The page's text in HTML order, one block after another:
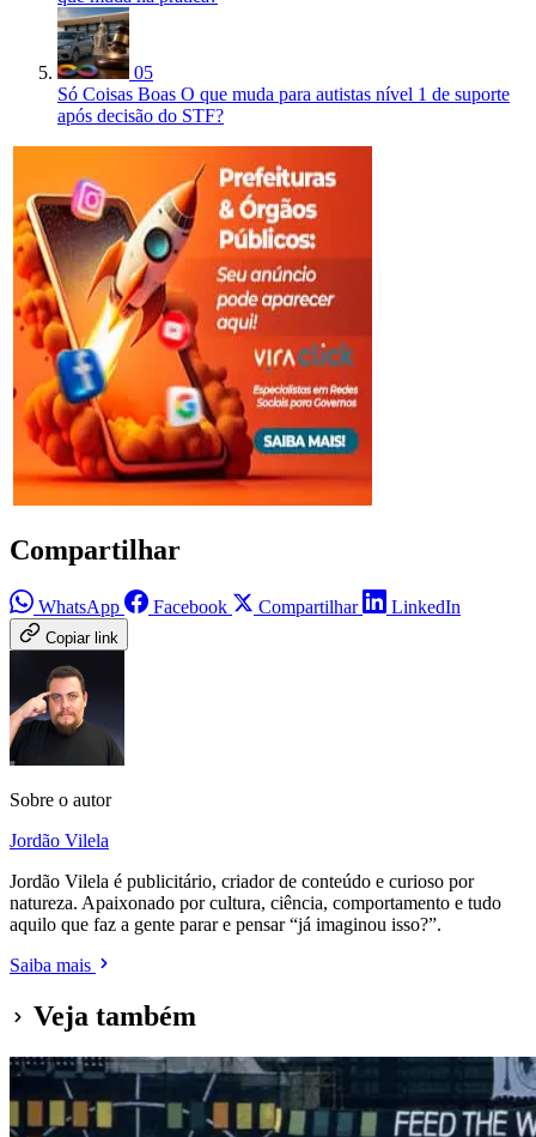
05
Só Coisas Boas O que muda para autistas nível 1 de suporte
após decisão do STF?
Compartilhar
WhatsApp Facebook Compartilhar LinkedIn
Copiar link
Sobre o autor
Jordão Vilela
Jordão Vilela é publicitário, criador de conteúdo e curioso por
natureza. Apaixonado por cultura, ciência, comportamento e tudo
aquilo que faz a gente parar e pensar “já imaginou isso?”.
Saiba mais
Veja também